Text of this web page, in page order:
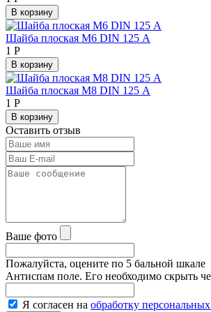
В корзину
Шайба плоская М6 DIN 125 А
1 Р
В корзину
Шайба плоская М8 DIN 125 А
1 Р
В корзину
Оставить отзыв
Ваше фото
Пожалуйста, оцените по 5 бальной шкале
Антиспам поле. Его необходимо скрыть
Я согласен на обработку